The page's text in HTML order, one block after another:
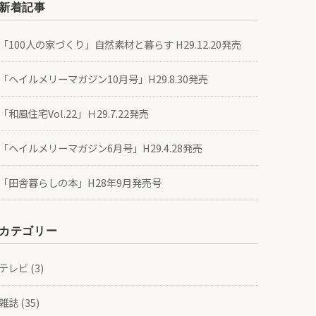
着記事
100人の家づくり」自然素材と暮らす H29.12.20発売
ヘイルメリーマガジン10月号」H29.8.30発売
和風住宅Vol.22」Ｈ29.7.22発売
ヘイルメリーマガジン6月号」H29.4.28発売
田舎暮らしの本」H28年9月発売号
テゴリー
レビ (3)
誌(35)